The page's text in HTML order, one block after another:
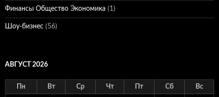
Финансы Общество Экономика (1)
Шоу-бизнес (56)
АВГУСТ 2026
Пн Вт Ср Чт Пт Сб Вс